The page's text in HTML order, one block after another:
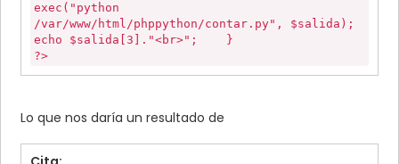
exec("python
/var/www/html/phppython/contar.py", $salida);
echo $salida[3]."<br>"; }
?>
Lo que nos daría un resultado de